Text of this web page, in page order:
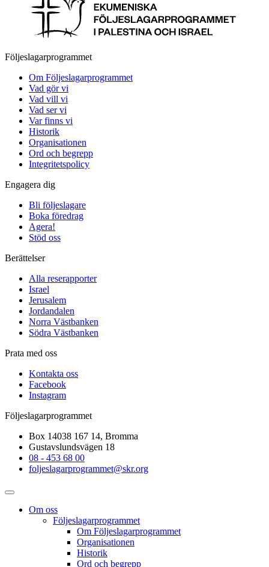
Följeslagarprogrammet
Om Följeslagarprogrammet
Vad gör vi
Vad vill vi
Vad ser vi
Var finns vi
Historik
Organisationen
Ord och begrepp
Integritetspolicy
Engagera dig
Bli följeslagare
Boka föredrag
Agera!
Stöd oss
Berättelser
Alla reserapporter
Israel
Jerusalem
Jordandalen
Norra Västbanken
Södra Västbanken
Prata med oss
Kontakta oss
Facebook
Instagram
Följeslagarprogrammet
Box 14038 167 14, Bromma
Gustavslundsvägen 18
08 - 453 68 00
foljeslagarprogrammet@skr.org
Om oss
Följeslagarprogrammet
Om Följeslagarprogrammet
Organisationen
Historik
Ord och begrepp